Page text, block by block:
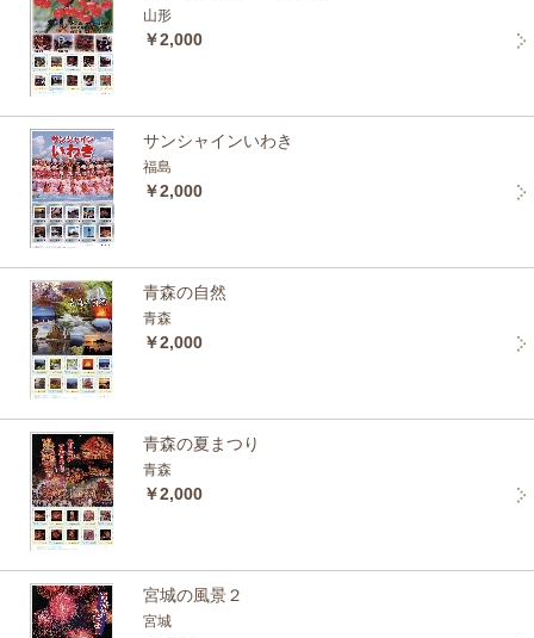
山形
￥2,000
サンシャインいわき
福島
￥2,000
青森の自然
青森
￥2,000
青森の夏まつり
青森
￥2,000
宮城の風景２
宮城